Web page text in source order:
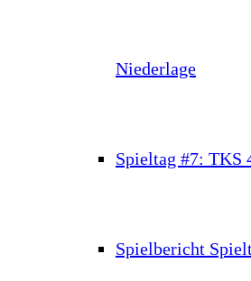
Niederlage
Spieltag #7: TKS
Spielbericht